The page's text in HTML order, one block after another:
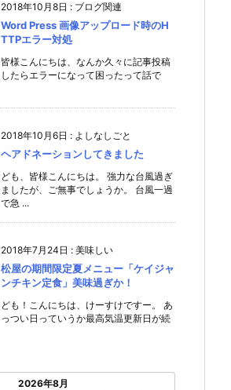
2018年10月8日 : ブログ関連
Word Press 画像アップロード時のH
TTPエラー対処
皆様こんにちは、なんか久々に記事投稿
したらエラーになって困ったって話で
2018年10月6日 : よしなしごと
ヘアドネーションしてきました
ども、皆様こんにちは。 強力な台風過ぎ
ましたが、ご無事でしょうか。 台風一過
で急 ...
2018年7月24日 : 美味しい
松屋の期間限定夏メニュー「ケイジャ
ンチキン定食」美味過ぎか！
ども！こんにちは、けーすけですー。 あ
っつい日っていうか最高気温更新日が続
2026年8月